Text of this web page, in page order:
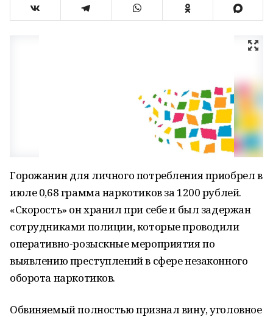
Горожанин для личного потребления приобрел в
июле 0,68 грамма наркотиков за 1200 рублей.
«Скорость» он хранил при себе и был задержан
сотрудниками полиции, которые проводили
оперативно-розыскные мероприятия по
выявлению преступлений в сфере незаконного
оборота наркотиков.
Обвиняемый полностью признал вину, уголовное